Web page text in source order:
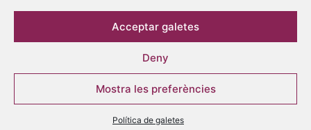
Acceptar galetes
Deny
Mostra les preferències
Política de galetes
Segueix-nos
© 2016 La Guia de Reus | Creada per Be Marketing